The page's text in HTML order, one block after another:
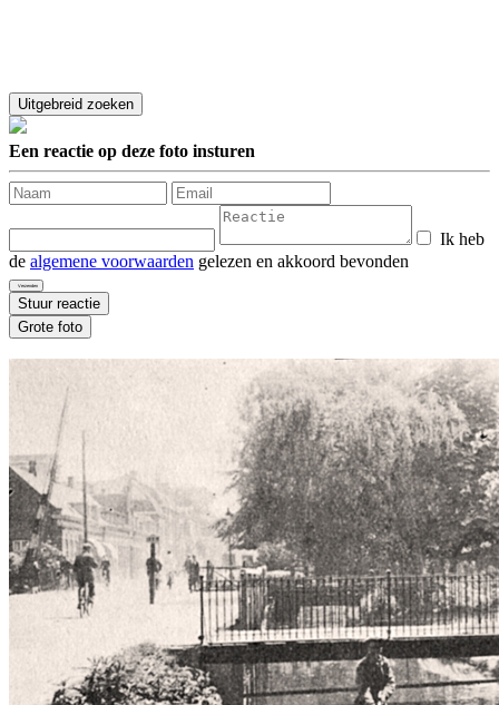
Een reactie op deze foto insturen
Ik heb
de algemene voorwaarden gelezen en akkoord bevonden